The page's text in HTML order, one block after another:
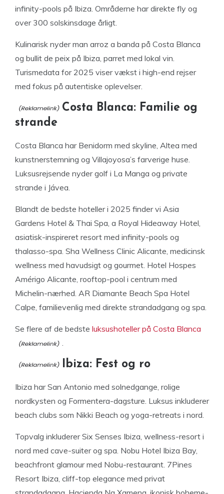
infinity-pools på Ibiza. Områderne har direkte fly og
over 300 solskinsdage årligt.
Kulinarisk nyder man arroz a banda på Costa Blanca
og bullit de peix på Ibiza, parret med lokal vin.
Turismedata for 2025 viser vækst i high-end rejser
med fokus på autentiske oplevelser.
Costa Blanca: Familie og
strande
Costa Blanca har Benidorm med skyline, Altea med
kunstnerstemning og Villajoyosa’s farverige huse.
Luksusrejsende nyder golf i La Manga og private
strande i Jávea.
Blandt de bedste hoteller i 2025 finder vi Asia
Gardens Hotel & Thai Spa, a Royal Hideaway Hotel,
asiatisk-inspireret resort med infinity-pools og
thalasso-spa. Sha Wellness Clinic Alicante, medicinsk
wellness med havudsigt og gourmet. Hotel Hospes
Amérigo Alicante, rooftop-pool i centrum med
Michelin-nærhed. AR Diamante Beach Spa Hotel
Calpe, familievenlig med direkte strandadgang og spa.
Se flere af de bedste luksushoteller på Costa Blanca
Ibiza: Fest og ro
Ibiza har San Antonio med solnedgange, rolige
nordkysten og Formentera-dagsture. Luksus inkluderer
beach clubs som Nikki Beach og yoga-retreats i nord.
Topvalg inkluderer Six Senses Ibiza, wellness-resort i
nord med cave-suiter og spa. Nobu Hotel Ibiza Bay,
beachfront glamour med Nobu-restaurant. 7Pines
Resort Ibiza, cliff-top elegance med privat